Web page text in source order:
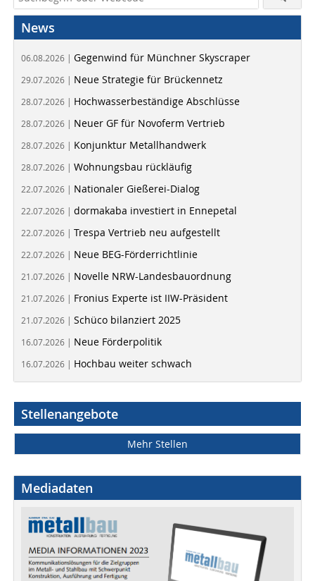
News
06.08.2026 | Gegenwind für Münchner Skyscraper
29.07.2026 | Neue Strategie für Brückennetz
28.07.2026 | Hochwasserbeständige Abschlüsse
28.07.2026 | Neuer GF für Novoferm Vertrieb
28.07.2026 | Konjunktur Metallhandwerk
28.07.2026 | Wohnungsbau rückläufig
22.07.2026 | Nationaler Gießerei-Dialog
22.07.2026 | dormakaba investiert in Ennepetal
22.07.2026 | Trespa Vertrieb neu aufgestellt
22.07.2026 | Neue BEG-Förderrichtlinie
21.07.2026 | Novelle NRW-Landesbauordnung
21.07.2026 | Fronius Experte ist IIW-Präsident
21.07.2026 | Schüco bilanziert 2025
16.07.2026 | Neue Förderpolitik
16.07.2026 | Hochbau weiter schwach
Stellenangebote
Mehr Stellen
Mediadaten